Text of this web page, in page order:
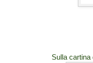
Sulla